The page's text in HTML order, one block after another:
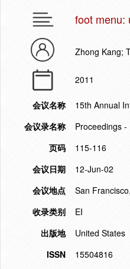
foot menu:
Zhong Kang;
2011
会议名称
15th Annual
会议录名称
Proceedings
页码
115-116
会议日期
12-Jun-02
会议地点
San
收录类别
EI
出版地
United States
ISSN
15504816